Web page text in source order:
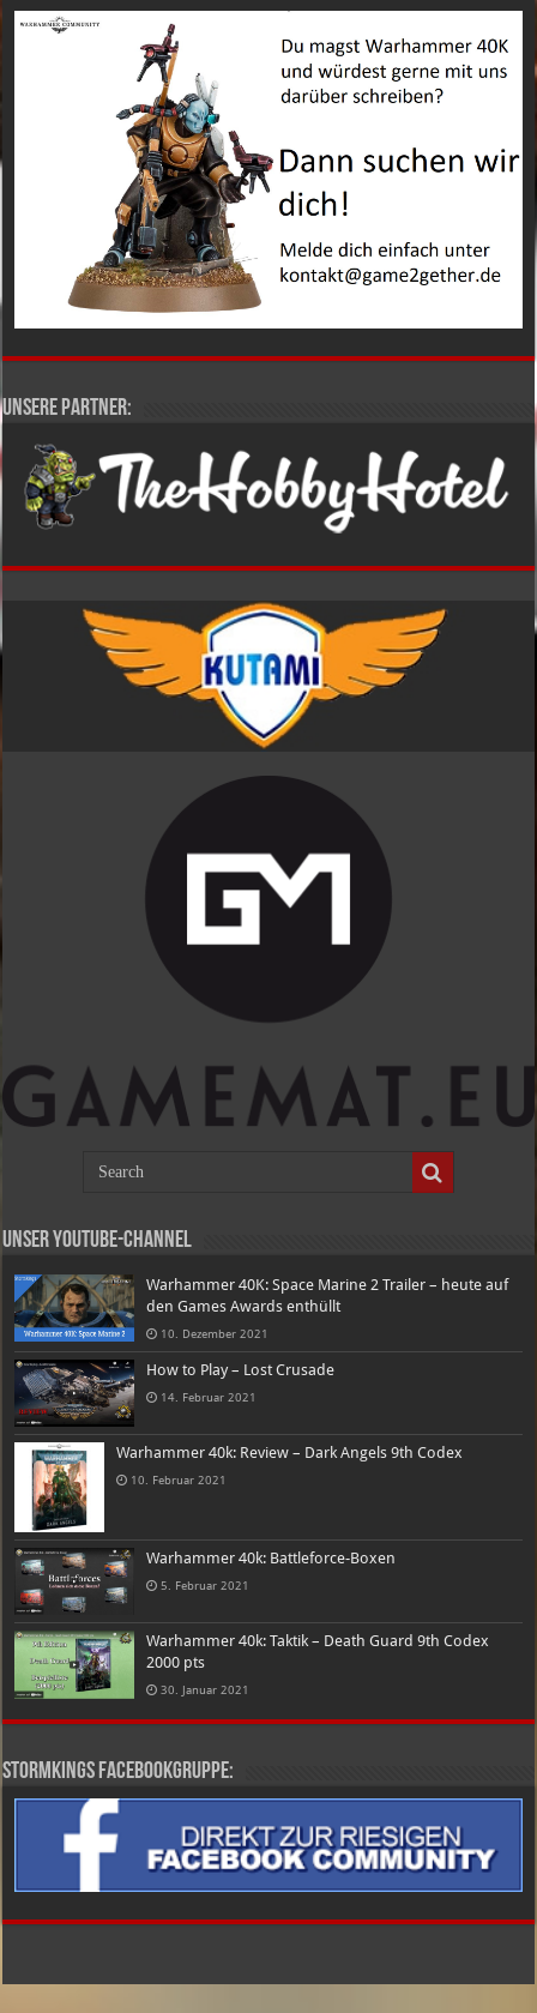
Unsere Partner:
Unser Youtube-Channel
Warhammer 40K: Space Marine 2 Trailer – heute auf
den Games Awards enthüllt
10. Dezember 2021
How to Play – Lost Crusade
14. Februar 2021
Warhammer 40k: Review – Dark Angels 9th Codex
10. Februar 2021
Warhammer 40k: Battleforce-Boxen
5. Februar 2021
Warhammer 40k: Taktik – Death Guard 9th Codex
2000 pts
30. Januar 2021
Stormkings Facebookgruppe: